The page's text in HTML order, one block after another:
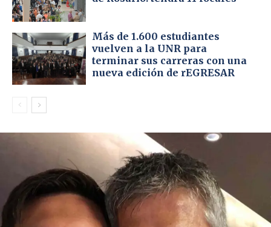
Más de 1.600 estudiantes
vuelven a la UNR para
terminar sus carreras con una
nueva edición de rEGRESAR